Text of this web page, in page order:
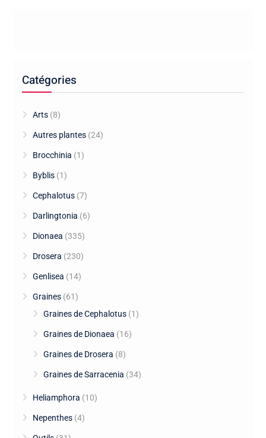
Catégories
Arts (8)
Autres plantes (24)
Brocchinia (1)
Byblis (1)
Cephalotus (7)
Darlingtonia (6)
Dionaea (335)
Drosera (230)
Genlisea (14)
Graines (61)
Graines de Cephalotus (1)
Graines de Dionaea (16)
Graines de Drosera (8)
Graines de Sarracenia (34)
Heliamphora (10)
Nepenthes (4)